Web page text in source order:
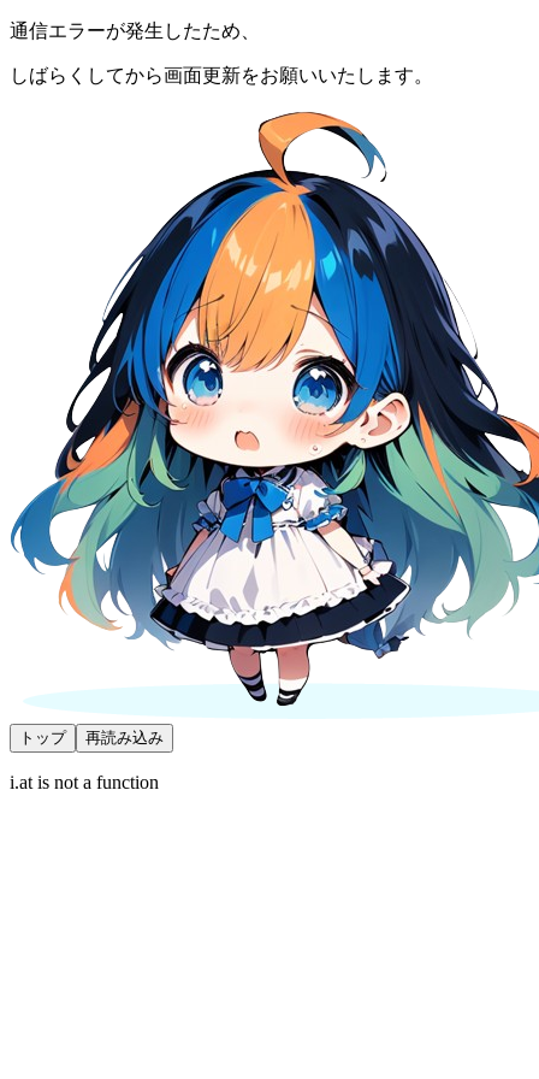
通信エラーが発生したため、
しばらくしてから画面更新をお願いいたします。
トップ 再読み込み
i.at is not a function